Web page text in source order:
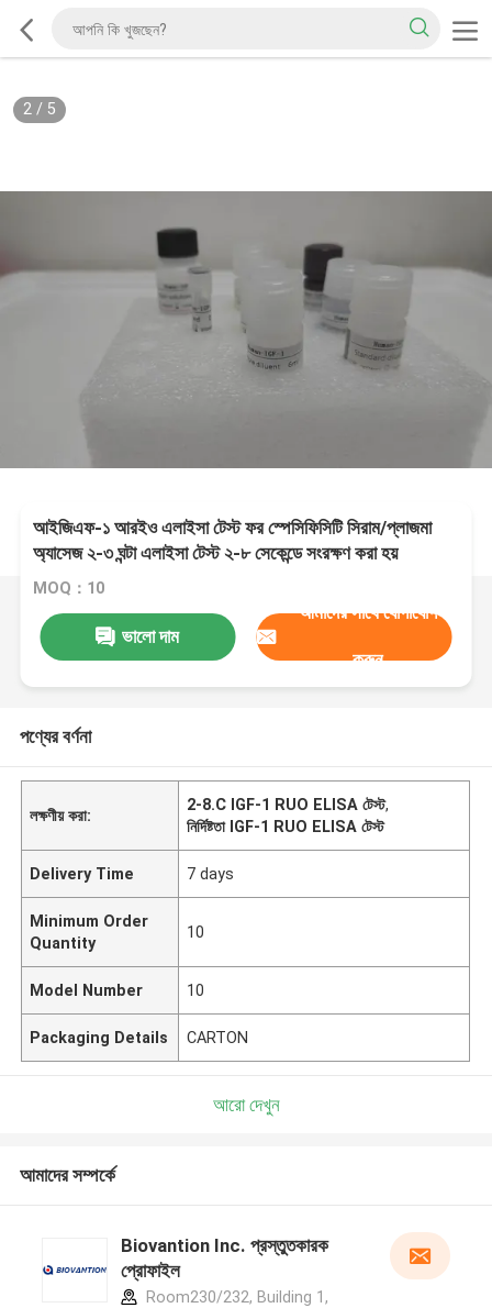
2/ 5
আইজিএফ-১ আরইও এলাইসা টেস্ট ফর স্পেসিফিসিটি সিরাম/প্লাজমা
অ্যাসেজ ২-৩ ঘন্টা এলাইসা টেস্ট ২-৮ সেকেন্ডে সংরক্ষণ করা হয়
MOQ：10
ভালো দাম
আমাদের সাথে যোগাযোগ
করুন
পণ্যের বর্ণনা
লক্ষণীয় করা:
2-8.C IGF-1 RUO ELISA টেস্ট,
নির্দিষ্টতা IGF-1 RUO ELISA টেস্ট
Delivery Time 7 days
Minimum Order
Quantity
10
Model Number 10
Packaging Details CARTON
আরো দেখুন
আমাদের সম্পর্কে
Biovantion Inc. প্রস্তুতকারক
প্রোফাইল
Room230/232, Building 1,